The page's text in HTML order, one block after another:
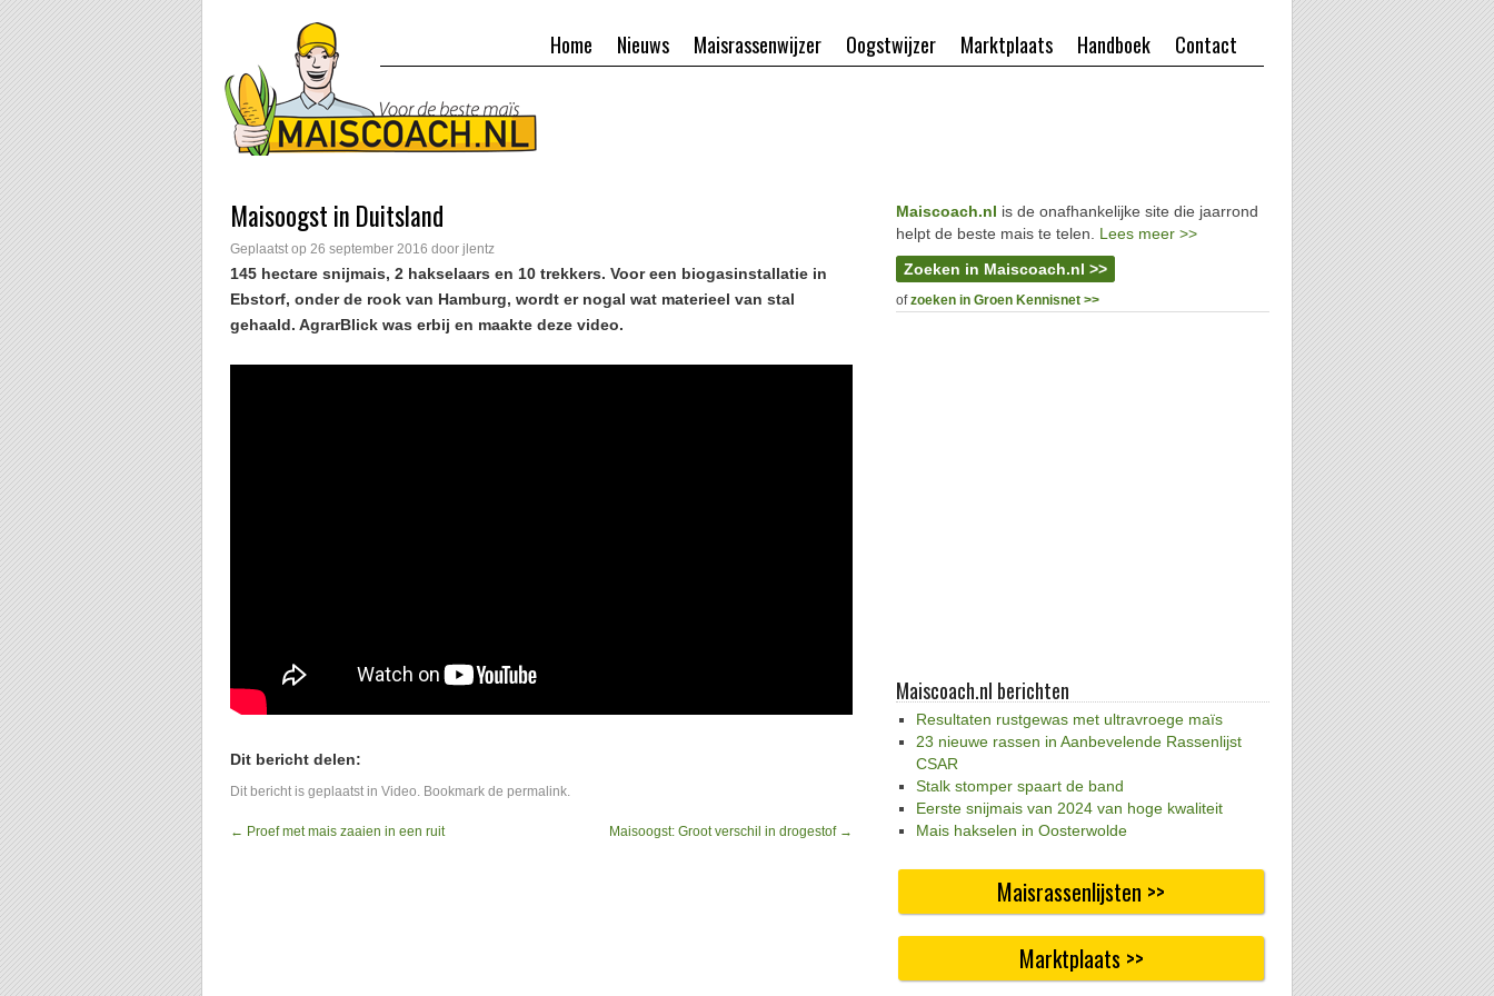
Contact
Handboek
Marktplaats
Oogstwijzer
Maisrassenwijzer
Nieuws
Home
Maisoogst in Duitsland
Geplaatst op 26 september 2016 door jlentz
145 hectare snijmais, 2 hakselaars en 10 trekkers. Voor een biogasinstallatie in
Ebstorf, onder de rook van Hamburg, wordt er nogal wat materieel van stal
gehaald. AgrarBlick was erbij en maakte deze video.
Dit bericht delen:
Dit bericht is geplaatst in Video. Bookmark de permalink.
← Proef met mais zaaien in een ruit Maisoogst: Groot verschil in drogestof →
Maiscoach.nl is de onafhankelijke site die jaarrond
helpt de beste mais te telen. Lees meer >>
Zoeken in Maiscoach.nl >>
ofzoeken in Groen Kennisnet >>
Maiscoach.nl berichten
Resultaten rustgewas met ultravroege maïs
23 nieuwe rassen in Aanbevelende Rassenlijst
CSAR
Stalk stomper spaart de band
Eerste snijmais van 2024 van hoge kwaliteit
Mais hakselen in Oosterwolde
Maisrassenlijsten >>
Marktplaats >>